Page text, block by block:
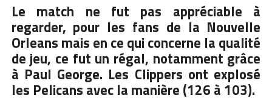
Le match ne fut pas appréciable à
regarder, pour les fans de la Nouvelle
Orleans mais en ce qui concerne la qualité
de jeu, ce fut un régal, notamment grâce
à Paul George. Les Clippers ont explosé
les Pelicans avec la manière (126 à 103).